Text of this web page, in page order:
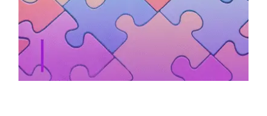
Les Éditions de l’Arrosoir : des livres
pour éveiller la curiosité des enfants et
découvrir les métiers